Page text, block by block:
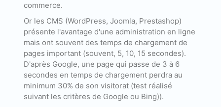
commerce.
Or les CMS (WordPress, Joomla, Prestashop)
présente l'avantage d'une administration en ligne
mais ont souvent des temps de chargement de
pages important (souvent, 5, 10, 15 secondes).
D'après Google, une page qui passe de 3 à 6
secondes en temps de chargement perdra au
minimum 30% de son visitorat (test réalisé
suivant les critères de Google ou Bing)).